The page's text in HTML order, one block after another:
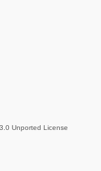
Unported License